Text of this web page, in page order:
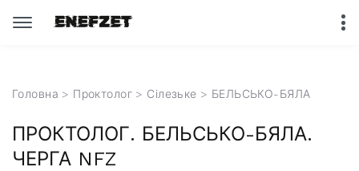
Головна > Проктолог > Сілезьке > БЕЛЬСЬКО-БЯЛА
ПРОКТОЛОГ. БЕЛЬСЬКО-БЯЛА.
ЧЕРГА NFZ